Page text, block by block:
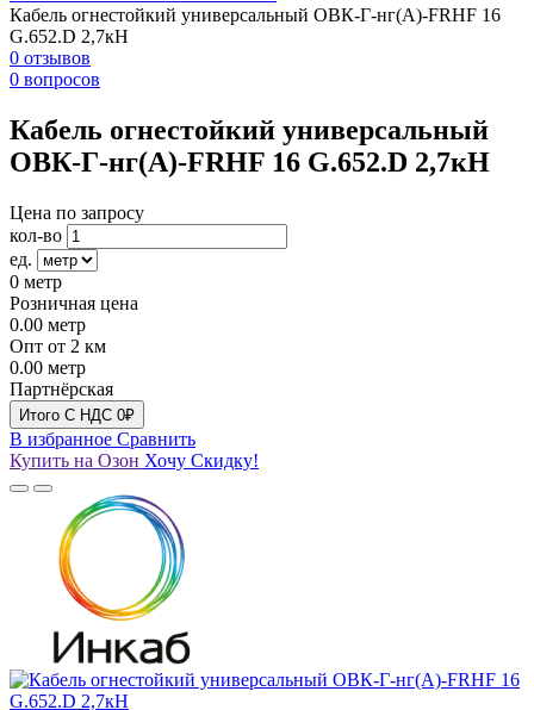
Кабель огнестойкий универсальный ОВК-Г-нг(А)-FRHF 16
G.652.D 2,7кН
0 отзывов
0 вопросов
Кабель огнестойкий универсальный
ОВК-Г-нг(А)-FRHF 16 G.652.D 2,7кН
Цена по запросу
кол-во
ед.
0 метр
Розничная цена
0.00 метр
Опт от 2 км
0.00 метр
Партнёрская
Итого C НДС 0₽
В избранное Сравнить
Купить на Озон Хочу Скидку!